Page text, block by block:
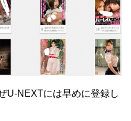
U-NEXTには早めに登録し